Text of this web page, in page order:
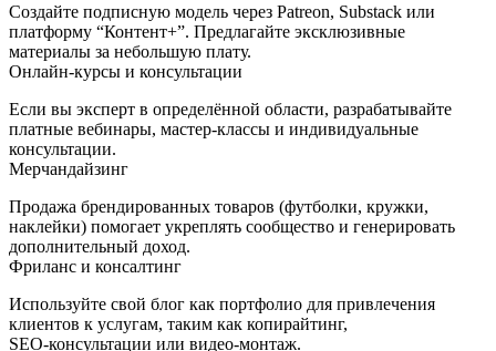
Создайте подписную модель через Patreon, Substack или
платформу “Контент+”. Предлагайте эксклюзивные
материалы за небольшую плату.
Онлайн‑курсы и консультации
Если вы эксперт в определённой области, разрабатывайте
платные вебинары, мастер‑классы и индивидуальные
консультации.
Мерчандайзинг
Продажа брендированных товаров (футболки, кружки,
наклейки) помогает укреплять сообщество и генерировать
дополнительный доход.
Фриланс и консалтинг
Используйте свой блог как портфолио для привлечения
клиентов к услугам, таким как копирайтинг,
SEO‑консультации или видео‑монтаж.